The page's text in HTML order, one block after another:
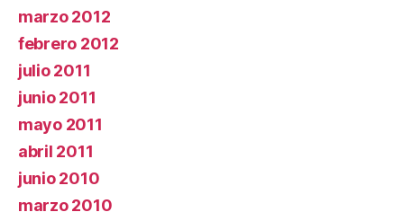
marzo 2012
febrero 2012
julio 2011
junio 2011
mayo 2011
abril 2011
junio 2010
marzo 2010